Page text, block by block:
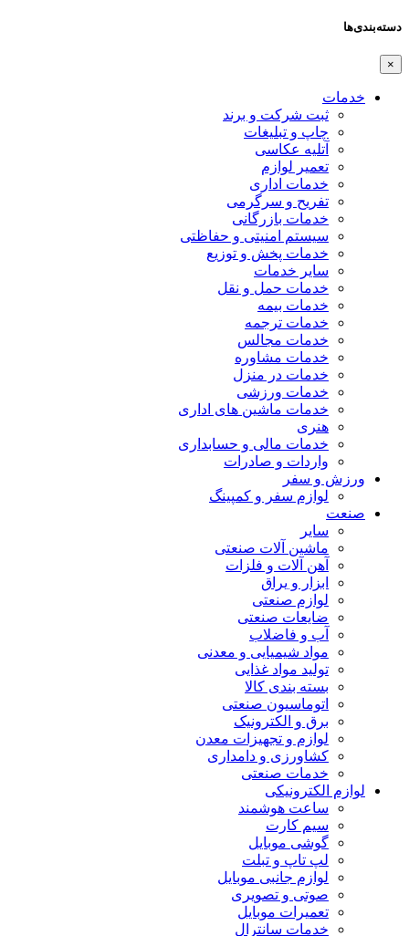
دسته‌بندی‌ها
×
خدمات
ثبت شرکت و برند
چاپ و تبلیغات
آتلیه عکاسی
تعمیر لوازم
خدمات اداری
تفریح و سرگرمی
خدمات بازرگانی
سیستم امنیتی و حفاظتی
خدمات پخش و توزیع
سایر خدمات
خدمات حمل و نقل
خدمات بیمه
خدمات ترجمه
خدمات مجالس
خدمات مشاوره
خدمات در منزل
خدمات ورزشی
خدمات ماشین های اداری
هنری
خدمات مالی و حسابداری
واردات و صادرات
ورزش و سفر
لوازم سفر و کمپینگ
صنعت
سایر
ماشین آلات صنعتی
آهن آلات و فلزات
ابزار و یراق
لوازم صنعتی
ضایعات صنعتی
آب و فاضلاب
مواد شیمیایی و معدنی
تولید مواد غذایی
بسته بندی کالا
اتوماسیون صنعتی
برق و الکترونیک
لوازم و تجهیزات معدن
کشاورزی و دامداری
خدمات صنعتی
لوازم الکترونیکی
ساعت هوشمند
سیم کارت
گوشی موبایل
لپ تاپ و تبلت
لوازم جانبی موبایل
صوتی و تصویری
تعمیرات موبایل
خدمات سانترال